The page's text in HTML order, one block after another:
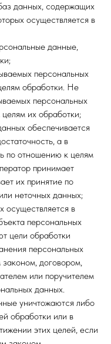
данных, содержащих
осуществляется в
данные,
персональных
обработки. Не
персональных
их обработки;
обеспечивается
а в
по отношению к целям
принимает
их принятие по
неточных данных;
осуществляется в
персональных
цели обработки
персональных
договором,
или поручителем
данных.
уничтожаются либо
обработки или в
этих целей, если